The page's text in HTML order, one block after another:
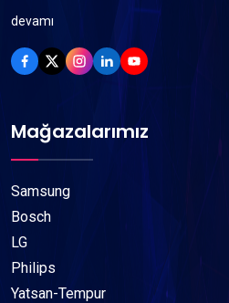
devamı
Mağazalarımız
Samsung
Bosch
LG
Philips
Yatsan-Tempur